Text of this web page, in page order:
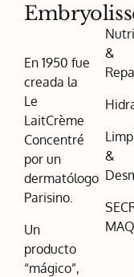
En 1950 fue
creada la
Le
LaitCrème
Concentré
por un
dermatólogo
Parisino.
Un
producto
“mágico”,
&
&